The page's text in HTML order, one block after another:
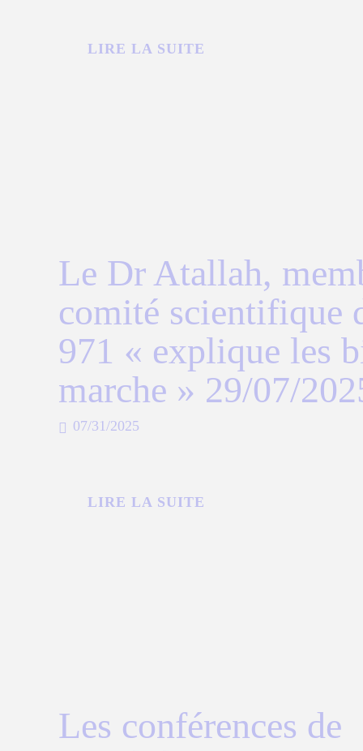
LIRE LA SUITE
Le Dr Atallah,
comité scientifique
971 « explique les
marche » 29/07/
07/31/2025
LIRE LA SUITE
Les conférences de